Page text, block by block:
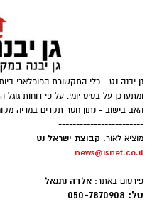
גן יבנה נט - כלי התקשורת הפופלארי
ומתעדכן על בסיס יומי. על פי דוחות
האב בישוב - נתון חסר תקדים במדיה
------------------------
מוציא לאור: קבוצת ישראל נט
news@isnet.co.il
------------------------
פירסום באתר: אלדה נתנאל
טל: 050-7870908